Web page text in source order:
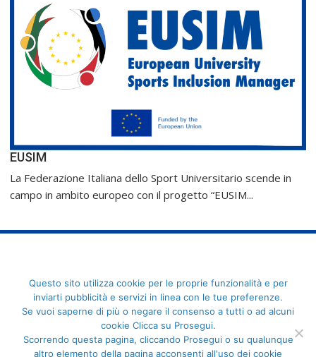
EUSIM
La Federazione Italiana dello Sport Universitario scende in
campo in ambito europeo con il progetto “EUSIM...
FederCUSI: Federazione Italiana dello Sport Universitario - Via
Angelo Brofferio, 7 - 00195 Roma - C.F. 80109270589
Questo sito utilizza cookie per le proprie funzionalità e per
inviarti pubblicità e servizi in linea con le tue preferenze.
Se vuoi saperne di più o negare il consenso a tutti o ad alcuni
cookie Clicca su Prosegui.
Scorrendo questa pagina, cliccando Prosegui o su qualunque
altro elemento della pagina acconsenti all'uso dei cookie